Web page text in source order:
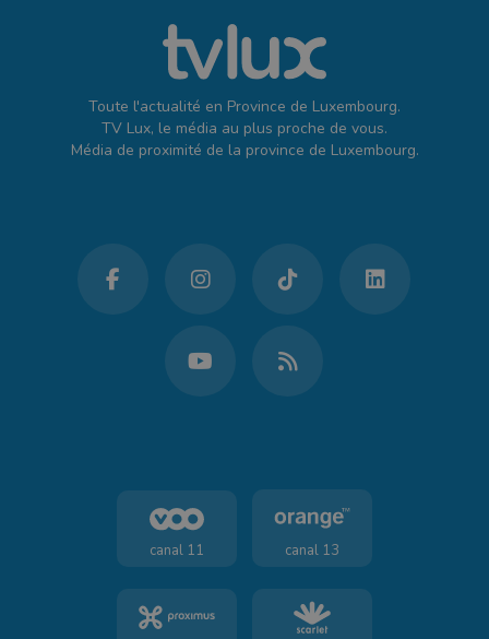
Toute l'actualité en Province de Luxembourg.
TV Lux, le média au plus proche de vous.
Média de proximité de la province de Luxembourg.
canal 11 canal 13